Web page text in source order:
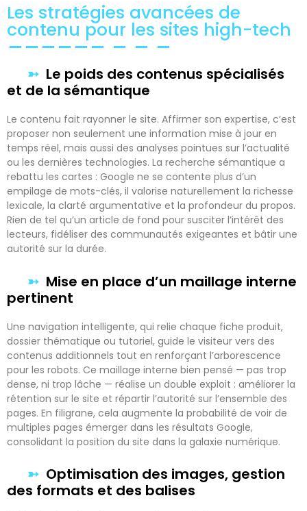
Les stratégies avancées de
contenu pour les sites high-tech
Le poids des contenus spécialisés
et de la sémantique
Le contenu fait rayonner le site. Affirmer son expertise, c’est
proposer non seulement une information mise à jour en
temps réel, mais aussi des analyses pointues sur l’actualité
ou les dernières technologies. La recherche sémantique a
rebattu les cartes : Google ne se contente plus d’un
empilage de mots-clés, il valorise naturellement la richesse
lexicale, la clarté argumentative et la profondeur du propos.
Rien de tel qu’un article de fond pour susciter l’intérêt des
lecteurs, fidéliser des communautés exigeantes et bâtir une
autorité sur la durée.
Mise en place d’un maillage interne
pertinent
Une navigation intelligente, qui relie chaque fiche produit,
dossier thématique ou tutoriel, guide le visiteur vers des
contenus additionnels tout en renforçant l’arborescence
pour les robots. Ce maillage interne bien pensé — pas trop
dense, ni trop lâche — réalise un double exploit : améliorer la
rétention sur le site et répartir l’autorité sur l’ensemble des
pages. En filigrane, cela augmente la probabilité de voir de
multiples pages émerger dans les résultats Google,
consolidant la position du site dans la galaxie numérique.
Optimisation des images, gestion
des formats et des balises